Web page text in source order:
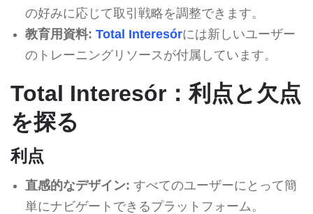
の好みに応じて取引戦略を調整できます。
教育用資料: Total Interesórには新しいユーザー
のトレーニングリソースが付属しています。
Total Interesór：利点と欠点
を探る
利点
直感的なデザイン: すべてのユーザーにとって簡
単にナビゲートできるプラットフォーム。